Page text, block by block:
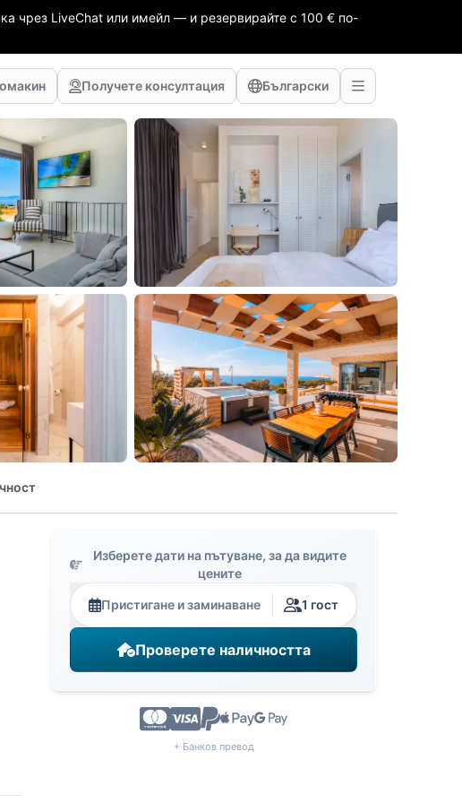
чрез LiveChat или имейл — и резервирайте с 100 € по-
Получете консултация Български
Изберете дати на пътуване, за да видите
цените
Пристигане и заминаване 1 гост
Проверете наличността
+ Банков превод